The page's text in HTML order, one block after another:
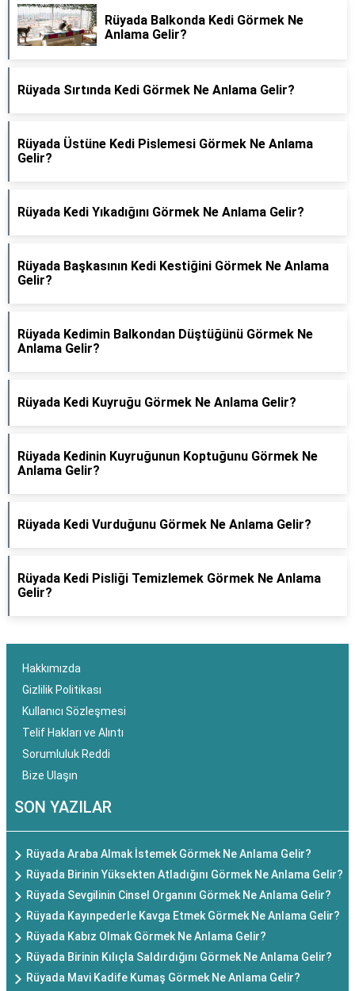
Rüyada Balkonda Kedi Görmek Ne
Anlama Gelir?
Rüyada Sırtında Kedi Görmek Ne Anlama Gelir?
Rüyada Üstüne Kedi Pislemesi Görmek Ne Anlama
Gelir?
Rüyada Kedi Yıkadığını Görmek Ne Anlama Gelir?
Rüyada Başkasının Kedi Kestiğini Görmek Ne Anlama
Gelir?
Rüyada Kedimin Balkondan Düştüğünü Görmek Ne
Anlama Gelir?
Rüyada Kedi Kuyruğu Görmek Ne Anlama Gelir?
Rüyada Kedinin Kuyruğunun Koptuğunu Görmek Ne
Anlama Gelir?
Rüyada Kedi Vurduğunu Görmek Ne Anlama Gelir?
Rüyada Kedi Pisliği Temizlemek Görmek Ne Anlama
Gelir?
Hakkımızda
Gizlilik Politikası
Kullanıcı Sözleşmesi
Telif Hakları ve Alıntı
Sorumluluk Reddi
Bize Ulaşın
SON YAZILAR
Rüyada Araba Almak İstemek Görmek Ne Anlama Gelir?
Rüyada Birinin Yüksekten Atladığını Görmek Ne Anlama Gelir?
Rüyada Sevgilinin Cinsel Organını Görmek Ne Anlama Gelir?
Rüyada Kayınpederle Kavga Etmek Görmek Ne Anlama Gelir?
Rüyada Kabız Olmak Görmek Ne Anlama Gelir?
Rüyada Birinin Kılıçla Saldırdığını Görmek Ne Anlama Gelir?
Rüyada Mavi Kadife Kumaş Görmek Ne Anlama Gelir?